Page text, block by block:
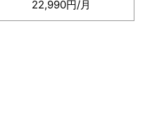
22,990円/月